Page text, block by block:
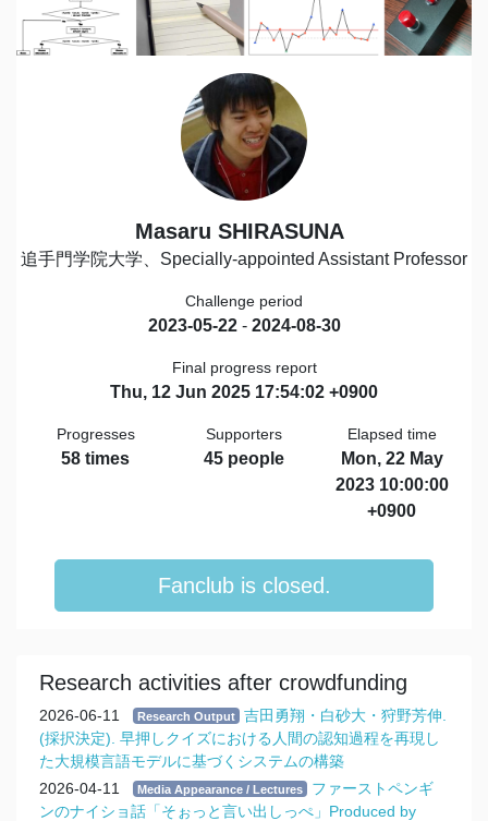
Masaru SHIRASUNA
追手門学院大学、Specially-appointed Assistant Professor
Challenge period
2023-05-22- 2024-08-30
Final progress report
Thu, 12 Jun 2025 17:54:02 +0900
Progresses
58 times
Supporters
45 people
Elapsed time
Mon, 22 May
2023 10:00:00
+0900
Fanclub is closed.
Research activities after crowdfunding
2026-06-11 Research Output
吉田勇翔・白砂大・狩野芳伸.
(採択決定). 早押しクイズにおける人間の認知過程を再現し
た大規模言語モデルに基づくシステムの構築
2026-04-11
Media Appearance / Lectures
ファーストペンギ
ンのナイショ話「そぉっと言い出しっぺ」Produced by